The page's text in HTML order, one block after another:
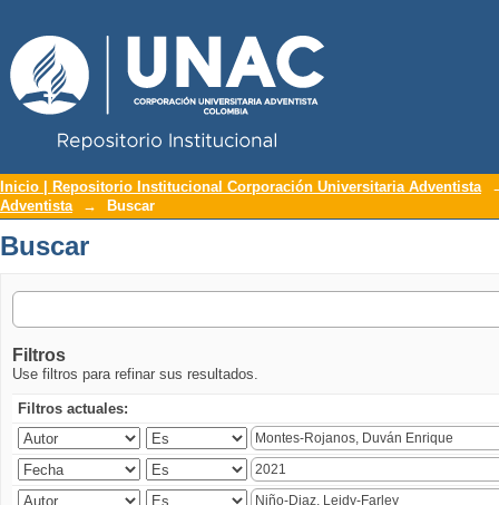
Buscar
Inicio | Repositorio Institucional Corporación Universitaria Adventista
Adventista
→ Buscar
Buscar
Filtros
Use filtros para refinar sus resultados.
Filtros actuales: